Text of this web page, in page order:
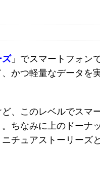
ズ」でスマートフォン
かつ軽量なデータを
、このレベルでスマ
ちなみに上のドーナ
チュアストーリーズ